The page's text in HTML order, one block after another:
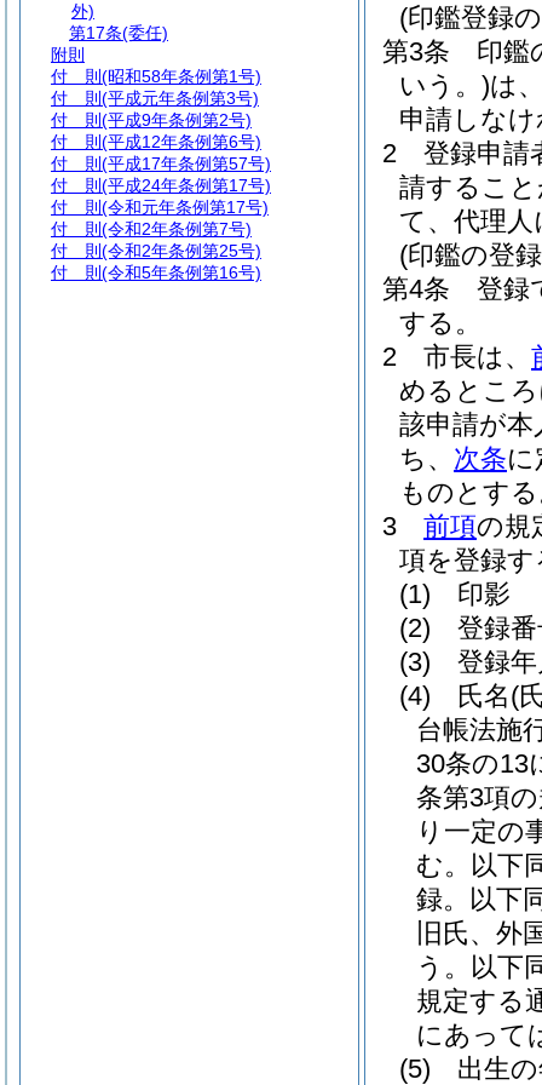
(印鑑登録
第3条
印鑑
いう。)は
申請しな
2
登録申請
請するこ
て、代理
(印鑑の登
第4条
登録
する。
2
市長は、
めるとこ
該申請が
ち、 次条に
ものとす
3
前項の規
項を登録
(1)
印影
(2)
登録
(3)
登録
(4)
氏名(
台帳法施
30条の13
条第3項
り一定の
む。以下
録。以下
旧氏、外
う。以下
規定する
にあって
(5)
出生
外)
第17条(委任)
附則
付 則 (昭和58年条例第1号)
付 則 (平成元年条例第3号)
付 則 (平成9年条例第2号)
付 則 (平成12年条例第6号)
付 則 (平成17年条例第57号)
付 則 (平成24年条例第17号)
付 則 (令和元年条例第17号)
付 則 (令和2年条例第7号)
付 則 (令和2年条例第25号)
付 則 (令和5年条例第16号)